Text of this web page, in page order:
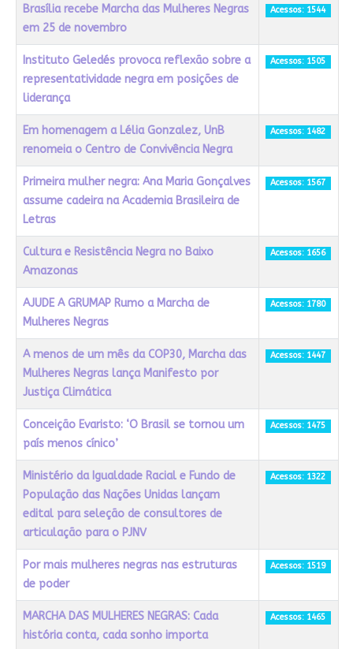
Brasília recebe Marcha das Mulheres Negras
em 25 de novembro
Acessos: 1544
Instituto Geledés provoca reflexão sobre a
representatividade negra em posições de
liderança
Acessos: 1505
Em homenagem a Lélia Gonzalez, UnB
renomeia o Centro de Convivência Negra
Acessos: 1482
Primeira mulher negra: Ana Maria Gonçalves
assume cadeira na Academia Brasileira de
Letras
Acessos: 1567
Cultura e Resistência Negra no Baixo
Amazonas
Acessos: 1656
AJUDE A GRUMAP Rumo a Marcha de
Mulheres Negras
Acessos: 1780
A menos de um mês da COP30, Marcha das
Mulheres Negras lança Manifesto por
Justiça Climática
Acessos: 1447
Conceição Evaristo: ‘O Brasil se tornou um
país menos cínico’
Acessos: 1475
Ministério da Igualdade Racial e Fundo de
População das Nações Unidas lançam
edital para seleção de consultores de
articulação para o PJNV
Acessos: 1322
Por mais mulheres negras nas estruturas
de poder
Acessos: 1519
MARCHA DAS MULHERES NEGRAS: Cada
história conta, cada sonho importa
Acessos: 1465